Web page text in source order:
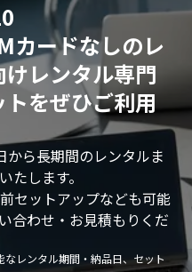
カードなしのレ
レンタル専門
をぜひご利用
から長期間のレンタルま
たします。
セットアップなども可能
合わせ・お見積もりくだ
レンタル期間・納品日、セット